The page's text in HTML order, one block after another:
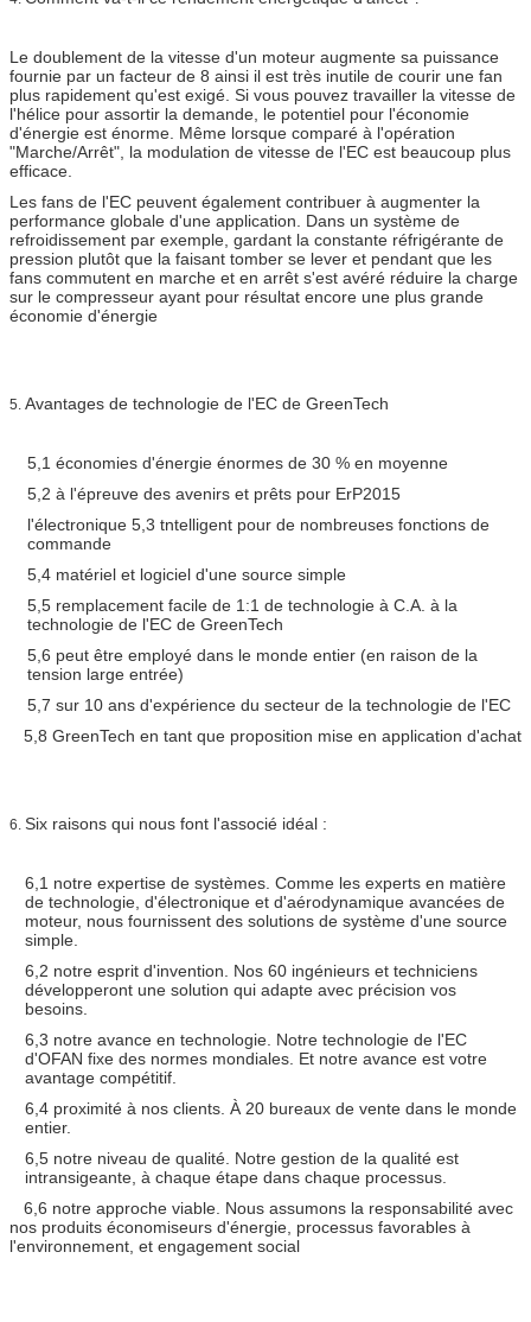
Le doublement de la vitesse d'un moteur augmente sa puissance
fournie par un facteur de 8 ainsi il est très inutile de courir une fan
plus rapidement qu'est exigé. Si vous pouvez travailler la vitesse de
l'hélice pour assortir la demande, le potentiel pour l'économie
d'énergie est énorme. Même lorsque comparé à l'opération
"Marche/Arrêt", la modulation de vitesse de l'EC est beaucoup plus
efficace.
Les fans de l'EC peuvent également contribuer à augmenter la
performance globale d'une application. Dans un système de
refroidissement par exemple, gardant la constante réfrigérante de
pression plutôt que la faisant tomber se lever et pendant que les
fans commutent en marche et en arrêt s'est avéré réduire la charge
sur le compresseur ayant pour résultat encore une plus grande
économie d'énergie
5. Avantages de technologie de l'EC de GreenTech
5,1 économies d'énergie énormes de 30 % en moyenne
5,2 à l'épreuve des avenirs et prêts pour ErP2015
l'électronique 5,3 tntelligent pour de nombreuses fonctions de
commande
5,4 matériel et logiciel d'une source simple
5,5 remplacement facile de 1:1 de technologie à C.A. à la
technologie de l'EC de GreenTech
5,6 peut être employé dans le monde entier (en raison de la
tension large entrée)
5,7 sur 10 ans d'expérience du secteur de la technologie de l'EC
5,8 GreenTech en tant que proposition mise en application d'achat
6. Six raisons qui nous font l'associé idéal :
6,1 notre expertise de systèmes. Comme les experts en matière
de technologie, d'électronique et d'aérodynamique avancées de
moteur, nous fournissent des solutions de système d'une source
simple.
6,2 notre esprit d'invention. Nos 60 ingénieurs et techniciens
développeront une solution qui adapte avec précision vos
besoins.
6,3 notre avance en technologie. Notre technologie de l'EC
d'OFAN fixe des normes mondiales. Et notre avance est votre
avantage compétitif.
6,4 proximité à nos clients. À 20 bureaux de vente dans le monde
entier.
6,5 notre niveau de qualité. Notre gestion de la qualité est
intransigeante, à chaque étape dans chaque processus.
6,6 notre approche viable. Nous assumons la responsabilité avec
nos produits économiseurs d'énergie, processus favorables à
l'environnement, et engagement social